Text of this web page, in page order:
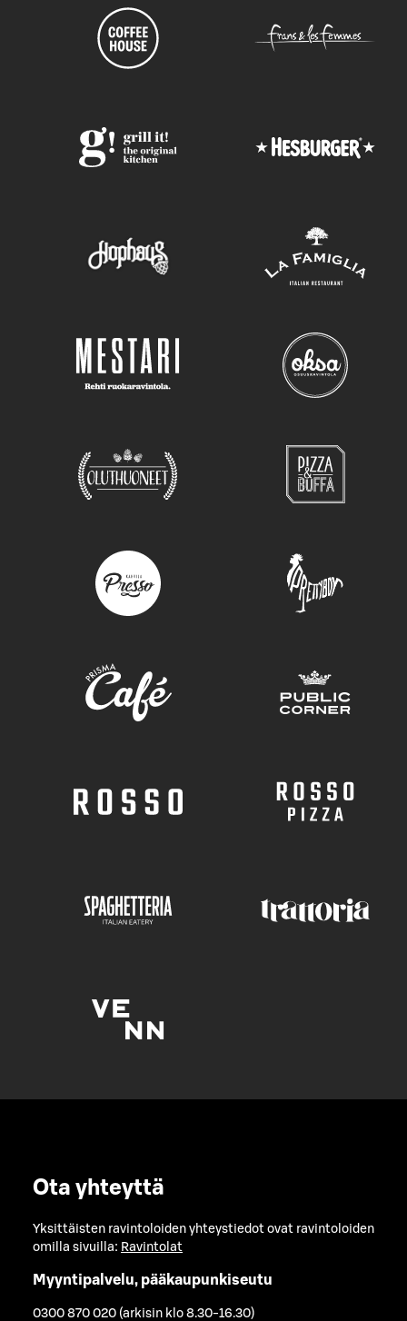
Ota yhteyttä
Yksittäisten ravintoloiden yhteystiedot ovat ravintoloiden
omilla sivuilla: Ravintolat
Myyntipalvelu, pääkaupunkiseutu
0300 870 020 (arkisin klo 8.30-16.30)